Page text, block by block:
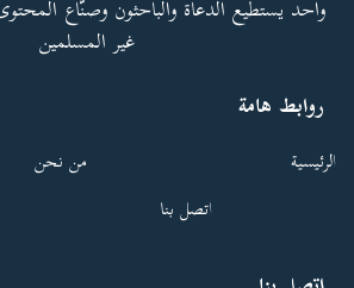
واحد يستطيع الدعاة والباحثون وصنّاع
غير المسلمين
روابط هامة
الرئيسية
من نحن
اتصل بنا